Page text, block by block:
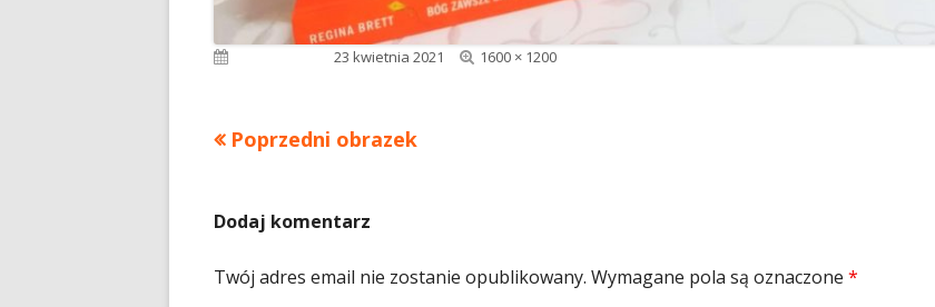
Opublikowano23 kwietnia 2021
Pełny
1600 × 1200
Poprzedni obrazek
Dodaj komentarz
Twój adres email nie zostanie opublikowany. Wymagane pola są oznaczone *